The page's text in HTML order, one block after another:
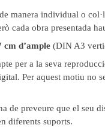
manera individual o
cada obra presentada
cm d’ample (DIN A3
per a la seva
Per aquest motiu no
de preveure que el seu
diferents suports.